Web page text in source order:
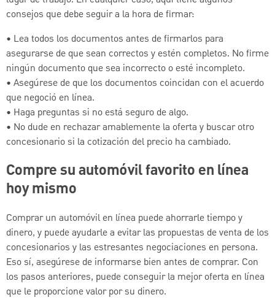
consejos que debe seguir a la hora de firmar:
• Lea todos los documentos antes de firmarlos para
asegurarse de que sean correctos y estén completos. No firme
ningún documento que sea incorrecto o esté incompleto.
• Asegúrese de que los documentos coincidan con el acuerdo
que negoció en línea.
• Haga preguntas si no está seguro de algo.
• No dude en rechazar amablemente la oferta y buscar otro
concesionario si la cotización del precio ha cambiado.
Compre su automóvil favorito en línea
hoy mismo
Comprar un automóvil en línea puede ahorrarle tiempo y
dinero, y puede ayudarle a evitar las propuestas de venta de los
concesionarios y las estresantes negociaciones en persona.
Eso sí, asegúrese de informarse bien antes de comprar. Con
los pasos anteriores, puede conseguir la mejor oferta en línea
que le proporcione valor por su dinero.